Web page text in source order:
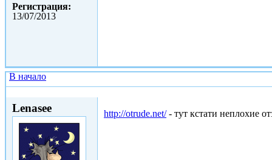
Регистрация:
13/07/2013
В начало
Lenasee http://otrude.net/- тут кстати неплохие